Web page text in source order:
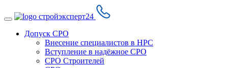
Допуск СРО
Внесение специалистов в НРС
Вступление в надёжное СРО
СРО Строителей